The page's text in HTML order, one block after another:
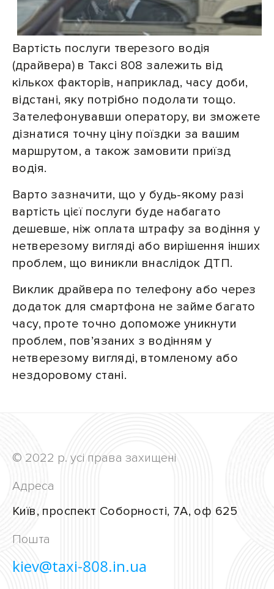
Вартість послуги тверезого водія
(драйвера) в Таксі 808 залежить від
кількох факторів, наприклад, часу доби,
відстані, яку потрібно подолати тощо.
Зателефонувавши оператору, ви зможете
дізнатися точну ціну поїздки за вашим
маршрутом, а також замовити приїзд
водія.
Варто зазначити, що у будь-якому разі
вартість цієї послуги буде набагато
дешевше, ніж оплата штрафу за водіння у
нетверезому вигляді або вирішення інших
проблем, що виникли внаслідок ДТП.
Виклик драйвера по телефону або через
додаток для смартфона не займе багато
часу, проте точно допоможе уникнути
проблем, пов’язаних з водінням у
нетверезому вигляді, втомленому або
нездоровому стані.
© 2022 р. усі права захищені
Адреса
Київ, проспект Соборності, 7А, оф 625
Пошта
kiev@taxi-808.in.ua